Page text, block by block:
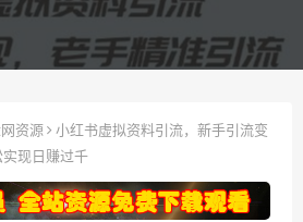
资源
小红书虚拟资料引流，新手引流变
现日赚过千